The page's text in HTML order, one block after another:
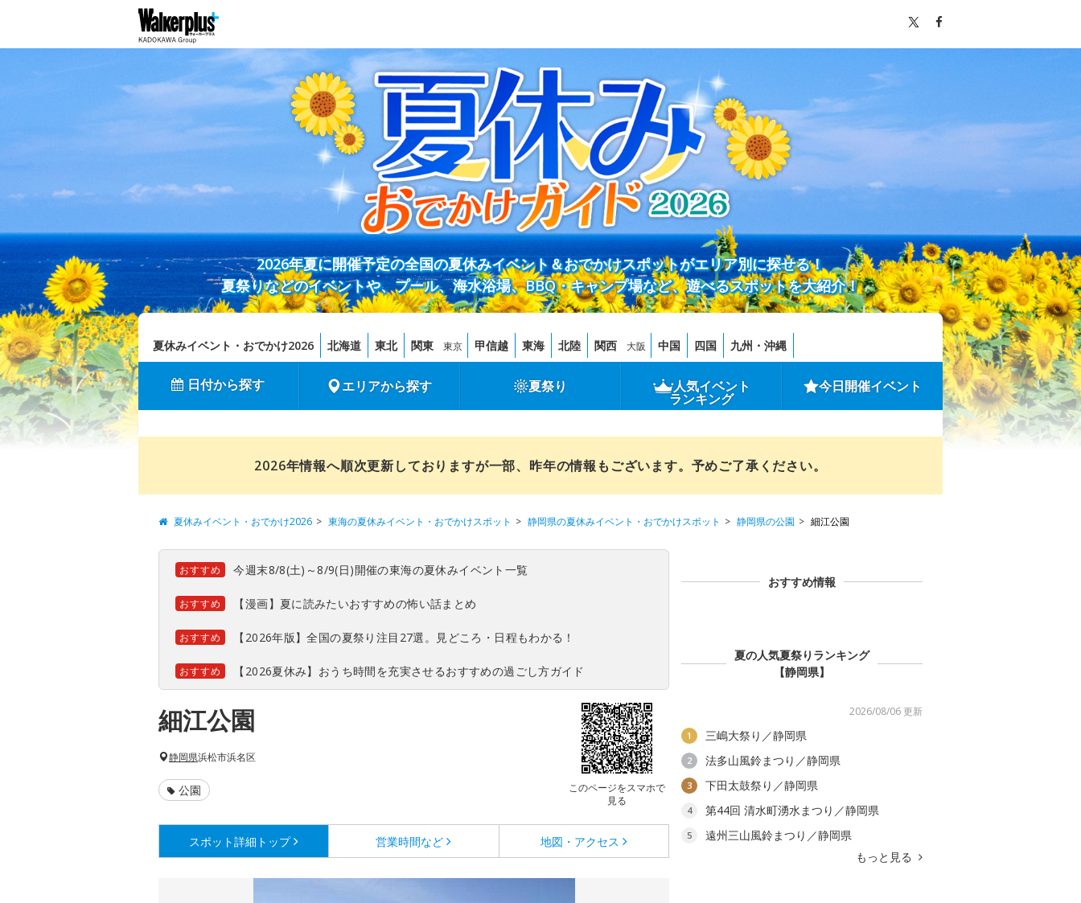
2026年夏に開催予定の全国の夏休みイベント＆おでかけスポットがエリア別に探せる！
夏祭りなどのイベントや、プール、海水浴場、BBQ・キャンプ場など、遊べるスポットを大紹介！
夏休みイベント・おでかけ2026 北海道 東北 関東 東京 甲信越 東海 北陸 関西 大阪 中国 四国 九州・沖縄
日付から探す エリアから探す 夏祭り 人気イベント
ランキング
今日開催イベント
2026年情報へ順次更新しておりますが一部、昨年の情報もございます。予めご了承ください。
夏休みイベント・おでかけ2026 東海の夏休みイベント・おでかけスポット 静岡県の夏休みイベント・おでかけスポット 静岡県の公園 細江公園
おすすめ 今週末8/8(土)～8/9(日)開催の東海の夏休みイベント一覧
おすすめ 【漫画】夏に読みたいおすすめの怖い話まとめ
おすすめ 【2026年版】全国の夏祭り注目27選。見どころ・日程もわかる！
おすすめ 【2026夏休み】おうち時間を充実させるおすすめの過ごし方ガイド
細江公園
このページをスマホで
見る
静岡県浜松市浜名区
公園
スポット詳細 トップ 営業時間など 地図・アクセス
おすすめ情報
夏の人気夏祭りランキング
【静岡県】
2026/08/06 更新
1 三嶋大祭り／静岡県
2 法多山風鈴まつり／静岡県
3 下田太鼓祭り／静岡県
4 第44回 清水町湧水まつり／静岡県
5
遠州三山風鈴まつり／静岡県
もっと見る